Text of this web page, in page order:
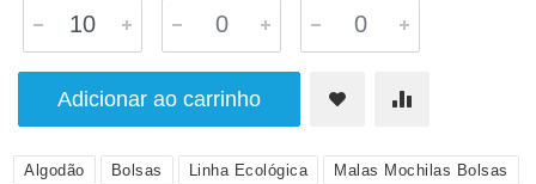
Adicionar ao carrinho
Algodão Bolsas Linha Ecológica
Malas Mochilas Bolsas